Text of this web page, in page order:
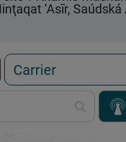
‘Asīr, Saúdská